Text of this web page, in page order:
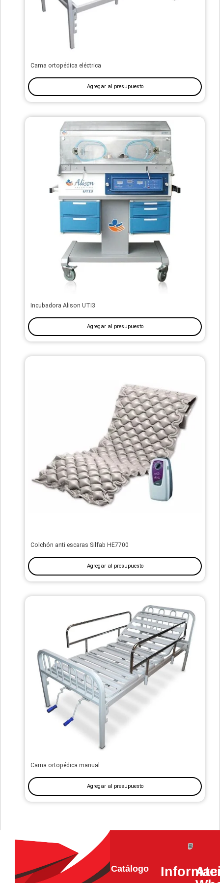
Cama ortopédica eléctrica
Agregar al presupuesto
Incubadora Alison UTI3
Agregar al presupuesto
Colchón anti escaras Silfab HE7700
Agregar al presupuesto
Cama ortopédica manual
Agregar al presupuesto
Catálogo